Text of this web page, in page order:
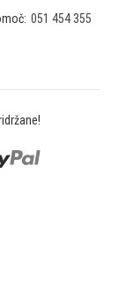
051 454 355